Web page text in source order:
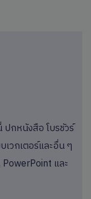
กหนังสือ โบรชัวร์
วกเตอร์และอื่น ๆ
และ